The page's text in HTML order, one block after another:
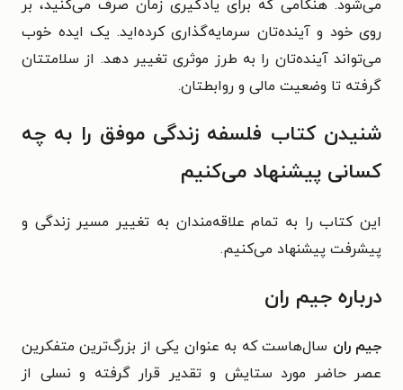
می‌شود. هنگامی که برای یادگیری زمان صرف می‌کنید، بر
روی خود و آینده‌تان سرمایه‌گذاری کرده‌اید. یک ایده خوب
می‌تواند آینده‌تان را به طرز موثری تغییر دهد. از سلامتتان
گرفته تا وضعیت مالی و روابطتان.
شنیدن کتاب فلسفه زندگی موفق را به چه
کسانی پیشنهاد می‌کنیم
این کتاب را به تمام علاقه‌مندان به تغییر مسیر زندگی و
پیشرفت پیشنهاد می‌کنیم.
درباره جیم ران
جیم ران سال‌هاست که به عنوان یکی از بزرگ‌ترین متفکرین
عصر حاضر مورد ستایش و تقدیر قرار گرفته و نسلی از